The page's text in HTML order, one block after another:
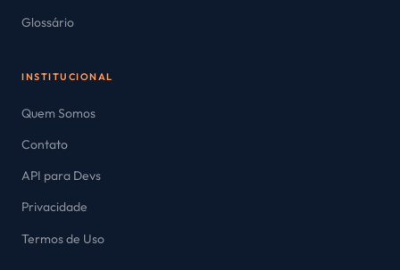
Glossário
INSTITUCIONAL
Quem Somos
Contato
API para Devs
Privacidade
Termos de Uso